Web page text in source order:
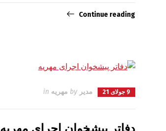
Continue reading
9 جولای 21 مدیر مهریه